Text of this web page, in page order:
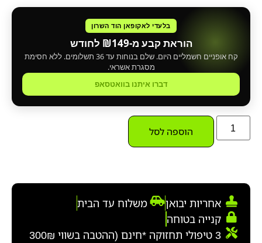
בלעדי לאקופאן הוד השרון
הוראת קבע מ-₪149 לחודש
קח אופניים חשמליים היום. שלם בנוחות עד 36 תשלומים. ללא חסימת
מסגרת אשראי.
דברו איתנו בוואטסאפ
הוספה לסל
אחריות יבואן
משלוח עד הבית
קנייה בטוחה
3 טיפולי תחזוקה *חינם (ההטבה בשווי 300₪